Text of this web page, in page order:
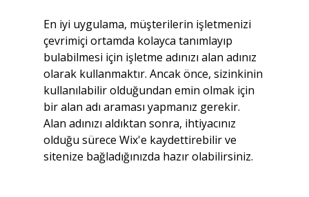
En iyi uygulama, müşterilerin işletmenizi
çevrimiçi ortamda kolayca tanımlayıp
bulabilmesi için işletme adınızı alan adınız
olarak kullanmaktır. Ancak önce, sizinkinin
kullanılabilir olduğundan emin olmak için
bir alan adı araması yapmanız gerekir.
Alan adınızı aldıktan sonra, ihtiyacınız
olduğu sürece Wix'e kaydettirebilir ve
sitenize bağladığınızda hazır olabilirsiniz.